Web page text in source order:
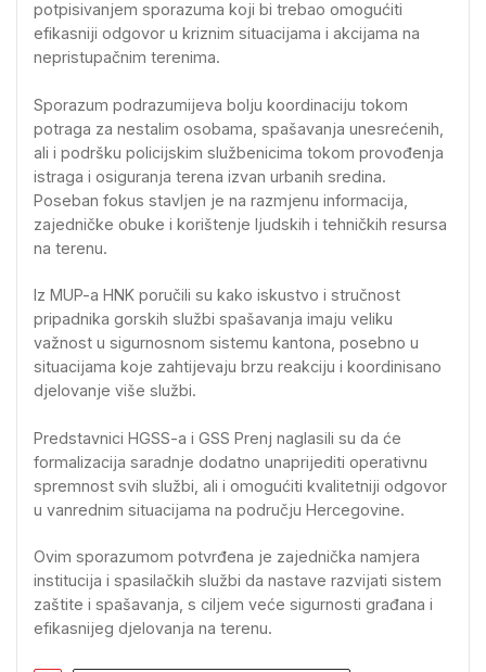
potpisivanjem sporazuma koji bi trebao omogućiti
efikasniji odgovor u kriznim situacijama i akcijama na
nepristupačnim terenima.
Sporazum podrazumijeva bolju koordinaciju tokom
potraga za nestalim osobama, spašavanja unesrećenih,
ali i podršku policijskim službenicima tokom provođenja
istraga i osiguranja terena izvan urbanih sredina.
Poseban fokus stavljen je na razmjenu informacija,
zajedničke obuke i korištenje ljudskih i tehničkih resursa
na terenu.
Iz MUP-a HNK poručili su kako iskustvo i stručnost
pripadnika gorskih službi spašavanja imaju veliku
važnost u sigurnosnom sistemu kantona, posebno u
situacijama koje zahtijevaju brzu reakciju i koordinisano
djelovanje više službi.
Predstavnici HGSS-a i GSS Prenj naglasili su da će
formalizacija saradnje dodatno unaprijediti operativnu
spremnost svih službi, ali i omogućiti kvalitetniji odgovor
u vanrednim situacijama na području Hercegovine.
Ovim sporazumom potvrđena je zajednička namjera
institucija i spasilačkih službi da nastave razvijati sistem
zaštite i spašavanja, s ciljem veće sigurnosti građana i
efikasnijeg djelovanja na terenu.